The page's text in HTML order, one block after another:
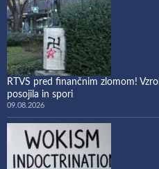
RTVS pred finančnim zlomom!
posojila in spori
09.08.2026